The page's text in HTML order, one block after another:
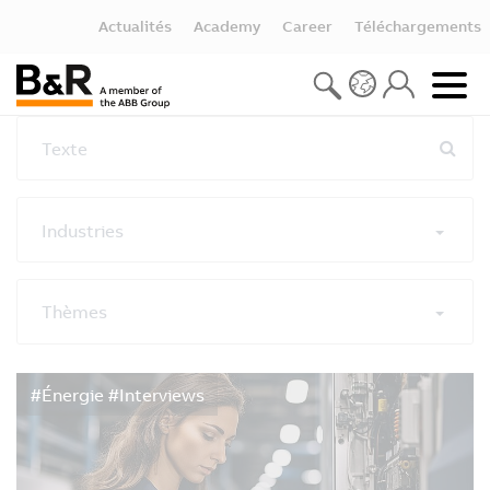
Actualités Academy Career Téléchargements
Texte
Industries
Thèmes
Réinitialiser les filtres
#Énergie #Interviews